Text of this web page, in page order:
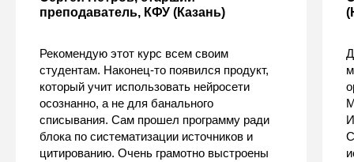
преподаватель, КФУ (Казань)
Рекомендую этот курс всем своим
студентам. Наконец-то появился продукт,
который учит использовать нейросети
осознанно, а не для банального
списывания. Сам прошел программу ради
блока по систематизации источников и
цитированию. Очень грамотно выстроены